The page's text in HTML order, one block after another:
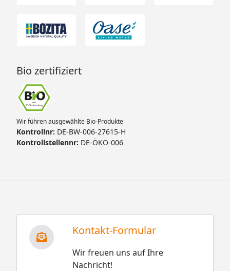
Bio zertifiziert
Wir führen ausgewählte Bio-Produkte
Kontrollnr: DE-BW-006-27615-H
Kontrollstellennr: DE-ÖKO-006
Kontakt-Formular
Wir freuen uns auf Ihre
Nachricht!